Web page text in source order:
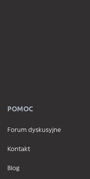
POMOC
Forum dyskusyjne
Kontakt
Blog